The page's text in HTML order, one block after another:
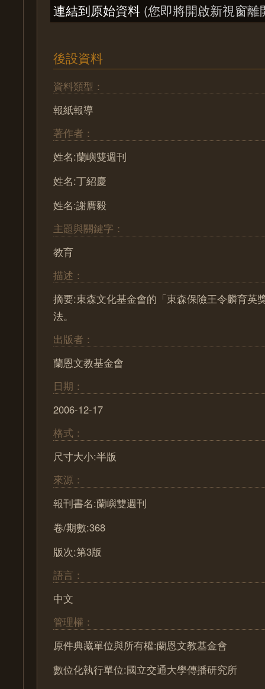
連結到原始資料 (您即將開啟新視窗離
後設資料
資料類型：
報紙報導
著作者：
姓名:蘭嶼雙週刊
姓名:丁紹慶
姓名:謝膺毅
主題與關鍵字：
教育
描述：
摘要:東森文化基金會的「東森保險王令麟育英
法。
出版者：
蘭恩文教基金會
日期：
2006-12-17
格式：
尺寸大小:半版
來源：
報刊書名:蘭嶼雙週刊
卷/期數:368
版次:第3版
語言：
中文
管理權：
原件典藏單位與所有權:蘭恩文教基金會
數位化執行單位:國立交通大學傳播研究所